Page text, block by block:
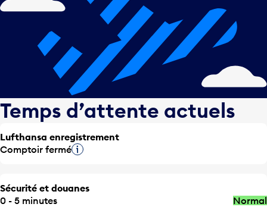
Temps d’attente actuels
Lufthansa enregistrement
Comptoir ferméInfobulle
Sécurité et douanes
0 - 5 minutes
Normal